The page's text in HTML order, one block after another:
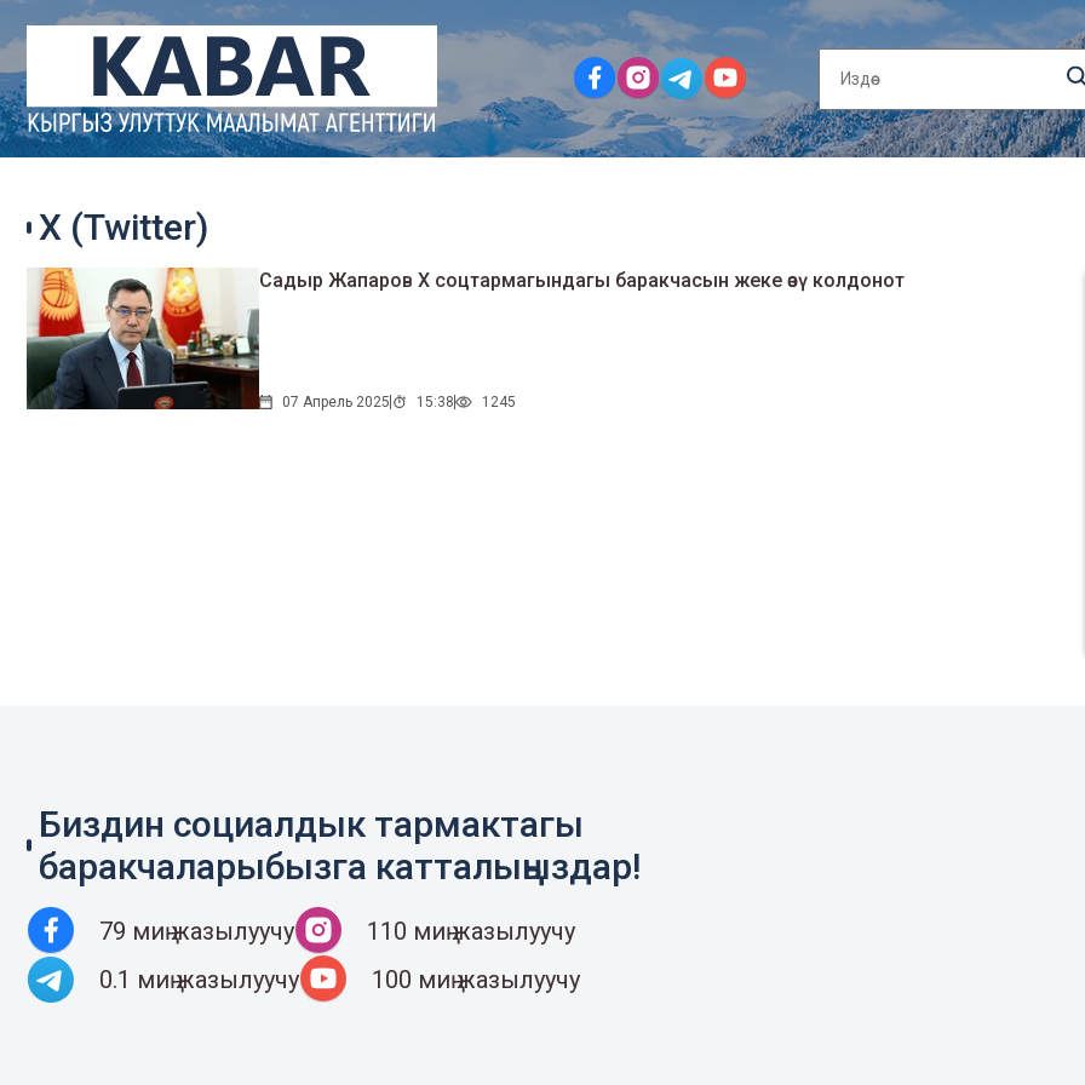
X (Twitter)
Садыр Жапаров X соцтармагындагы баракчасын жеке өзү колдонот
07 Апрель 2025 15:38 1245
Биздин социалдык тармактагы
баракчаларыбызга катталыңыздар!
79 миң жазылуучу
110 миң жазылуучу
0.1 миң жазылуучу
100 миң жазылуучу